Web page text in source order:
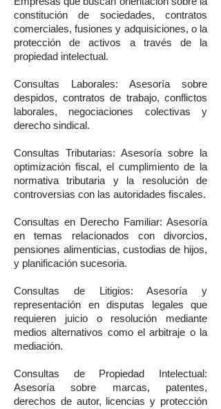
constitución de sociedades, contratos
comerciales, fusiones y adquisiciones, o la
protección de activos a través de la
propiedad intelectual.
Consultas Laborales: Asesoría sobre
despidos, contratos de trabajo, conflictos
laborales, negociaciones colectivas y
derecho sindical.
Consultas Tributarias: Asesoría sobre la
optimización fiscal, el cumplimiento de la
normativa tributaria y la resolución de
controversias con las autoridades fiscales.
Consultas en Derecho Familiar: Asesoría
en temas relacionados con divorcios,
pensiones alimenticias, custodias de hijos,
y planificación sucesoria.
Consultas de Litigios: Asesoría y
representación en disputas legales que
requieren juicio o resolución mediante
medios alternativos como el arbitraje o la
mediación.
Consultas de Propiedad Intelectual:
Asesoría sobre marcas, patentes,
derechos de autor, licencias y protección